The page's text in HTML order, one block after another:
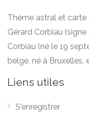
Thème astral et carte
Gérard Corbiau
Corbiau (né le 19
belge, né à Bruxelles,
Liens utiles
S'enregistrer